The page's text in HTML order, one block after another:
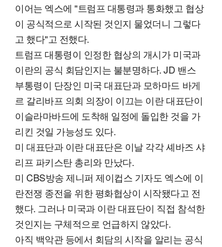
이어는 엑스에 "트럼프 대통령과 통화했고 협상
이 공식적으로 시작된 것인지 물었더니 그렇다
고 했다"고 전했다.
트럼프 대통령이 인정한 협상의 개시가 미국과
이란의 공식 회담인지는 불분명하다. JD 밴스
부통령이 단장인 미국 대표단과 모하마드 바게
르 갈리바프 의회 의장이 이끄는 이란 대표단이
이슬라마바드에 도착해 일정에 돌입한 것을 가
리킨 것일 가능성도 있다.
미 대표단과 이란 대표단은 이날 각각 셰바즈 샤
리프 파키스탄 총리와 만났다.
미 CBS방송 제니퍼 제이컵스 기자도 엑스에 이
란전쟁 종전을 위한 평화협상이 시작됐다고 전
했다. 그러나 미국과 이란 대표단이 직접 참석한
것인지는 구체적으로 언급하지 않았다.
아직 백악관 등에서 회담의 시작을 알리는 공식